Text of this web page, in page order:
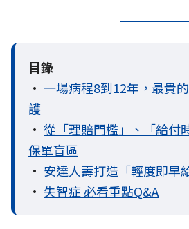
目錄
• 一場病程8到12年，最貴
護
• 從「理賠門檻」、「給付
保單盲區
• 安達人壽打造「輕度即早
• 失智症 必看重點Q&A